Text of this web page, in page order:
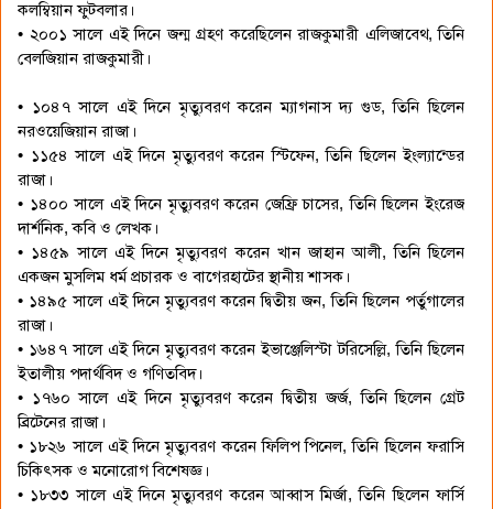
কলম্বিয়ান ফুটবলার।
• ২০০১ সালে এই দিনে জন্ম গ্রহণ করেছিলেন রাজকুমারী এলিজাবেথ, তিনি
বেলজিয়ান রাজকুমারী।
• ১০৪৭ সালে এই দিনে মৃত্যুবরণ করেন ম্যাগনাস দ্য গুড, তিনি ছিলেন
নরওয়েজিয়ান রাজা।
• ১১৫৪ সালে এই দিনে মৃত্যুবরণ করেন স্টিফেন, তিনি ছিলেন ইংল্যান্ডের
রাজা।
• ১৪০০ সালে এই দিনে মৃত্যুবরণ করেন জেফ্রি চাসের, তিনি ছিলেন ইংরেজ
দার্শনিক, কবি ও লেখক।
• ১৪৫৯ সালে এই দিনে মৃত্যুবরণ করেন খান জাহান আলী, তিনি ছিলেন
একজন মুসলিম ধর্ম প্রচারক ও বাগেরহাটের স্থানীয় শাসক।
• ১৪৯৫ সালে এই দিনে মৃত্যুবরণ করেন দ্বিতীয় জন, তিনি ছিলেন পর্তুগালের
রাজা।
• ১৬৪৭ সালে এই দিনে মৃত্যুবরণ করেন ইভাঞ্জেলিস্টা টরিসেল্লি, তিনি ছিলেন
ইতালীয় পদার্থবিদ ও গণিতবিদ।
• ১৭৬০ সালে এই দিনে মৃত্যুবরণ করেন দ্বিতীয় জর্জ, তিনি ছিলেন গ্রেট
ব্রিটেনের রাজা।
• ১৮২৬ সালে এই দিনে মৃত্যুবরণ করেন ফিলিপ পিনেল, তিনি ছিলেন ফরাসি
চিকিৎসক ও মনোরোগ বিশেষজ্ঞ।
• ১৮৩৩ সালে এই দিনে মৃত্যুবরণ করেন আব্বাস মির্জা, তিনি ছিলেন ফার্সি